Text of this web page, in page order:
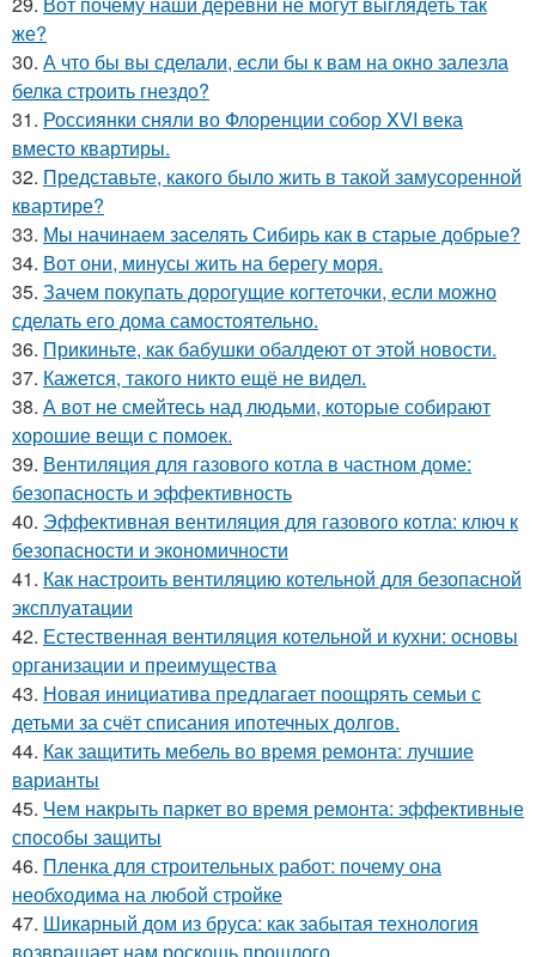
же?
30. А что бы вы сделали, если бы к вам на окно залезла
белка строить гнездо?
31. Россиянки сняли во Флоренции собор XVI века
вместо квартиры.
32. Представьте, какого было жить в такой замусоренной
квартире?
33. Мы начинаем заселять Сибирь как в старые добрые?
34. Вот они, минусы жить на берегу моря.
35. Зачем покупать дорогущие когтеточки, если можно
сделать его дома самостоятельно.
36. Прикиньте, как бабушки обалдеют от этой новости.
37. Кажется, такого никто ещё не видел.
38. А вот не смейтесь над людьми, которые собирают
хорошие вещи с помоек.
39. Вентиляция для газового котла в частном доме:
безопасность и эффективность
40. Эффективная вентиляция для газового котла: ключ к
безопасности и экономичности
41. Как настроить вентиляцию котельной для безопасной
эксплуатации
42. Естественная вентиляция котельной и кухни: основы
организации и преимущества
43. Новая инициатива предлагает поощрять семьи с
детьми за счёт списания ипотечных долгов.
44. Как защитить мебель во время ремонта: лучшие
варианты
45. Чем накрыть паркет во время ремонта: эффективные
способы защиты
46. Пленка для строительных работ: почему она
необходима на любой стройке
47. Шикарный дом из бруса: как забытая технология
возвращает нам роскошь прошлого